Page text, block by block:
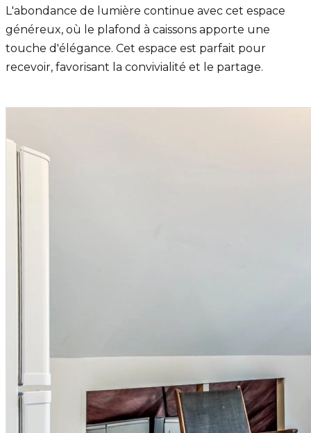
L'abondance de lumière continue avec cet espace
généreux, où le plafond à caissons apporte une
touche d'élégance. Cet espace est parfait pour
recevoir, favorisant la convivialité et le partage.